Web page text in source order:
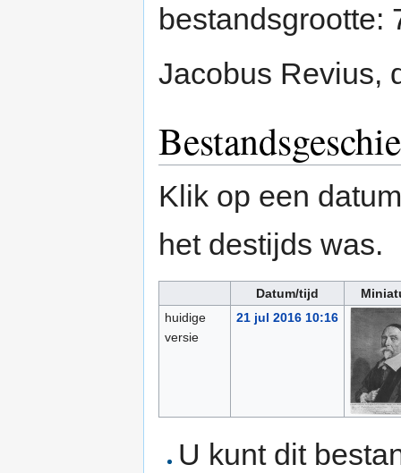
bestandsgrootte:
Jacobus Revius,
Klik op een
het destijds was.
Datum/tijd
huidige
versie
21 jul 2016 10:16
U kunt dit